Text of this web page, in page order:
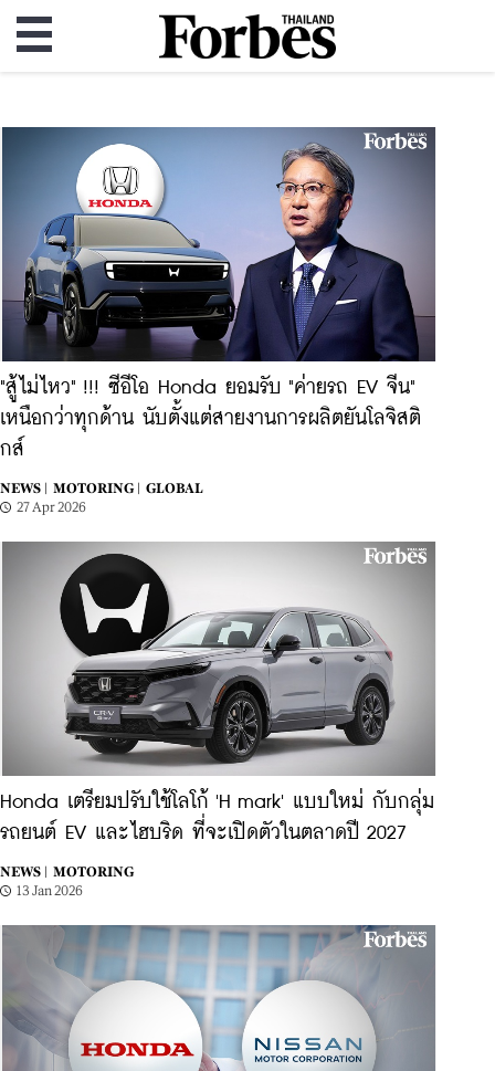
"สู้ไม่ไหว" !!! ซีอีโอ Honda ยอมรับ "ค่ายรถ EV จีน"
เหนือกว่าทุกด้าน นับตั้งแต่สายงานการผลิตยันโลจิสติ
กส์
NEWS | MOTORING |
GLOBAL
27 Apr 2026
Honda เตรียมปรับใช้โลโก้ 'H mark' แบบใหม่ กับกลุ่ม
รถยนต์ EV และไฮบริด ที่จะเปิดตัวในตลาดปี 2027
NEWS |
MOTORING
13 Jan 2026